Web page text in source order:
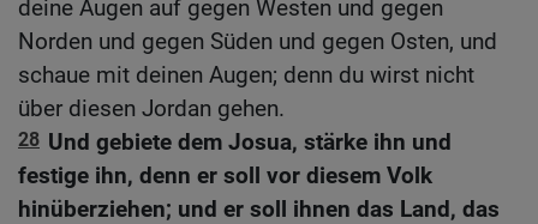
deine Augen auf gegen Westen und gegen
Norden und gegen Süden und gegen Osten, und
schaue mit deinen Augen; denn du wirst nicht
über diesen Jordan gehen.
28 Und gebiete dem Josua, stärke ihn und
festige ihn, denn er soll vor diesem Volk
hinüberziehen; und er soll ihnen das Land, das